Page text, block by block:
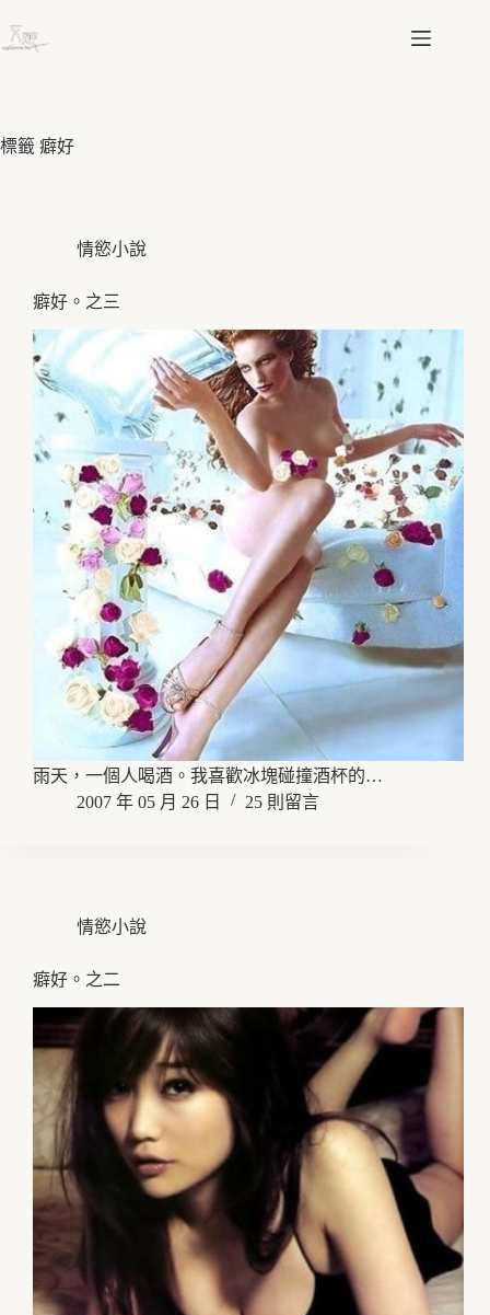
至
容
標籤 癖好
情慾小說
癖好。之三
雨天，一個人喝酒。我喜歡冰塊碰撞酒杯的…
2007 年 05 月 26 日
25 則留言
情慾小說
癖好。之二